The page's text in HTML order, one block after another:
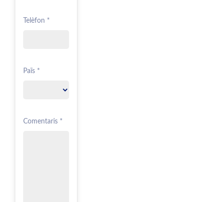
Telèfon *
Païs *
Comentaris *